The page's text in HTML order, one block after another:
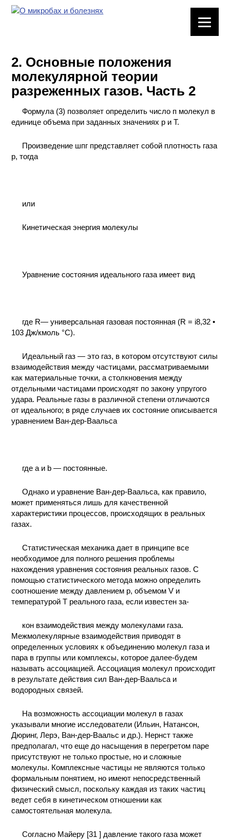
ХИМИЧЕСКАЯ
ПОСУДА
ФАКТОРЫ
ПРАКТИЧЕСКОЙ
ХИМИИ
И ХИМИЧЕСКАЯ
2. Основные положения
молекулярной теории
разреженных газов. Часть 2
Формула (3) позволяет определить число п молекул в
единице объема при заданных значениях р и Т.
Произведение шпг представляет собой плотность газа
р, тогда
или
Кинетическая энергия молекулы
Уравнение состояния идеального газа имеет вид
где R— универсальная газовая постоянная (R = i8,32 •
103 Дж/кмоль °С).
Идеальный газ — это газ, в котором отсутствуют силы
взаимодействия между частицами, рассматриваемыми
как материальные точки, а столкновения между
отдельными частицами происходят по закону упругого
удара. Реальные газы в различной степени отличаются
от идеального; в ряде случаев их состояние описывается
уравнением Ван-дер-Ваальса
где а и b — постоянные.
Однако и уравнение Ван-дер-Ваальса, как правило,
может применяться лишь для качественной
характеристики процессов, происходящих в реальных
газах.
Статистическая механика дает в принципе все
необходимое для полного решения проблемы
нахождения уравнения состояния реальных газов. С
помощью статистического метода можно определить
соотношение между давлением р, объемом V и
температурой T реального газа, если известен за-
кон взаимодействия между молекулами газа.
Межмолекулярные взаимодействия приводят в
определенных условиях к объединению молекул газа и
пара в группы или комплексы, которое далее-будем
называть ассоциацией. Ассоциация молекул происходит
в результате действия сил Ван-дер-Ваальса и
водородных связей.
На возможность ассоциации молекул в газах
указывали многие исследователи (Ильин, Натансон,
Дюринг, Лерэ, Ван-дер-Ваальс и др.). Нернст также
предполагал, что еще до насыщения в перегретом паре
присутствуют не только простые, но и сложные
молекулы. Комплексные частицы не являются только
формальным понятием, но имеют непосредственный
физический смысл, поскольку каждая из таких частиц
ведет себя в кинетическом отношении как
самостоятельная молекула.
Согласно Майеру [31 ] давление такого газа может